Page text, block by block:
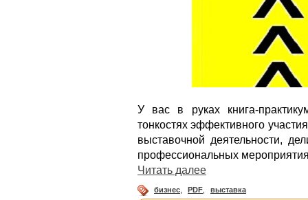
У вас в руках книга-
тонкостях эффективного
выставочной деятельности,
профессиональных
Читать далее
бизнес PDF выставка